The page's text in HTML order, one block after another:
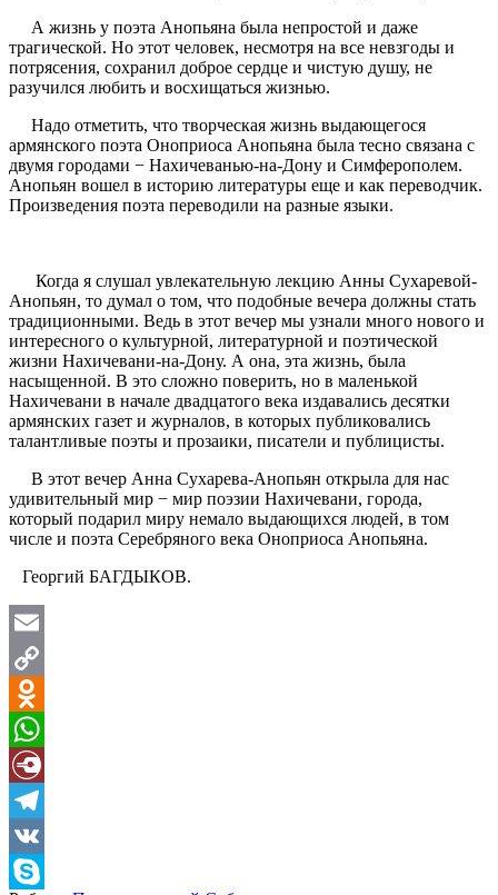
А жизнь у поэта Анопьяна была непростой и даже
трагической. Но этот человек, несмотря на все невзгоды и
потрясения, сохранил доброе сердце и чистую душу, не
разучился любить и восхищаться жизнью.
Надо отметить, что творческая жизнь выдающегося
армянского поэта Оноприоса Анопьяна была тесно связана с
двумя городами − Нахичеванью-на-Дону и Симферополем.
Анопьян вошел в историю литературы еще и как переводчик.
Произведения поэта переводили на разные языки.
Когда я слушал увлекательную лекцию Анны Сухаревой-
Анопьян, то думал о том, что подобные вечера должны стать
традиционными. Ведь в этот вечер мы узнали много нового и
интересного о культурной, литературной и поэтической
жизни Нахичевани-на-Дону. А она, эта жизнь, была
насыщенной. В это сложно поверить, но в маленькой
Нахичевани в начале двадцатого века издавались десятки
армянских газет и журналов, в которых публиковались
талантливые поэты и прозаики, писатели и публицисты.
В этот вечер Анна Сухарева-Анопьян открыла для нас
удивительный мир − мир поэзии Нахичевани, города,
который подарил миру немало выдающихся людей, в том
числе и поэта Серебряного века Оноприоса Анопьяна.
Георгий БАГДЫКОВ.
Email
Copy
Link
Odnoklassniki
WhatsApp
Diary.Ru
Telegram
VK